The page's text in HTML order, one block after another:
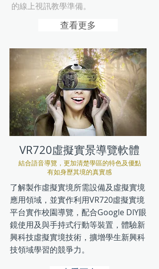
的線上視訊教學準備。
查看更多
VR720虛擬實景導覽軟體
結合語音導覽，更加清楚學區的特色及優點
有如身歷其境的真實感
了解製作虛擬實境所需設備及虛擬實境
應用領域，並實作利用VR720虛擬實境
平台實作校園導覽，配合Google DIY眼
鏡使用及與手持式行動等裝置，體驗新
興科技虛擬實境技術，擴增學生新興科
技領域學習的競爭力。